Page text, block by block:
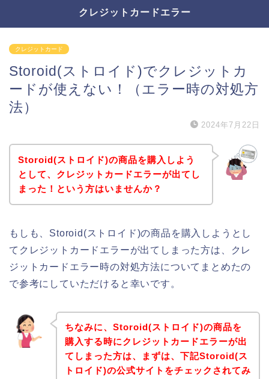
クレジットカードエラー
クレジットカード
Storoid(ストロイド)でクレジットカ
ードが使えない！（エラー時の対処方
法）
2024年7月22日
Storoid(ストロイド)の商品を購入しよう
として、クレジットカードエラーが出てし
まった！という方はいませんか？
もしも、Storoid(ストロイド)の商品を購入しようとし
てクレジットカードエラーが出てしまった方は、クレ
ジットカードエラー時の対処方法についてまとめたの
で参考にしていただけると幸いです。
ちなみに、Storoid(ストロイド)の商品を
購入する時にクレジットカードエラーが出
てしまった方は、まずは、下記Storoid(ス
トロイド)の公式サイトをチェックされてみ